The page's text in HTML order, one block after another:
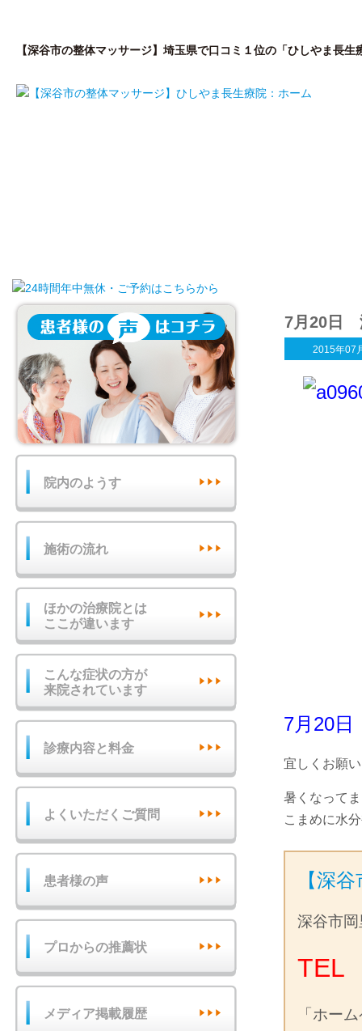
【深谷市の整体マッサージ】埼玉県で口コミ１位の「ひしやま長生
7月20日
2015年07
7月20
宜しくお願
暑くなって
こまめに水
【深
深谷市
TEL
「ホー
院内のようす
施術の流れ
ほかの治療院とは
ここが違います
こんな症状の方が
来院されています
診療内容と料金
よくいただくご質問
患者様の声
プロからの推薦状
メディア掲載履歴